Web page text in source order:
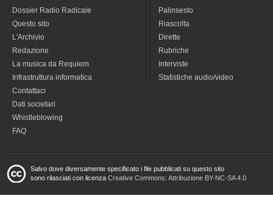
Dossier Radio Radicale
Questo sito
L'Archivio
Redazione
La musica da Requiem
Infrastruttura informatica
Contattaci
Dati societari
Whistleblowing
FAQ
Palinsesto
Riascolta
Dirette
Rubriche
Interviste
Statistiche audio/video
Salvo dove diversamente specificato i file pubblicati su questo sito
sono rilasciati con licenza Creative Commons: Attribuzione BY-NC-SA 4.0